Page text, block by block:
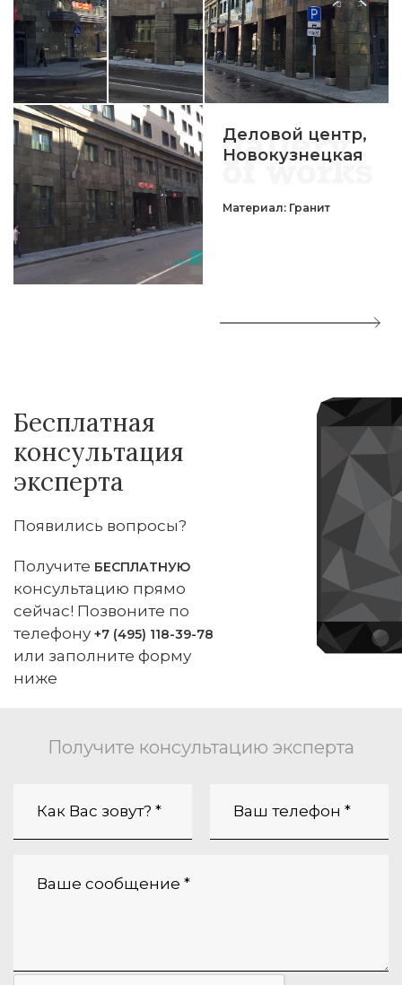
Деловой центр,
Новокузнецкая
Материал: Гранит
Бесплатная
консультация
эксперта
Появились вопросы?
Получите БЕСПЛАТНУЮ
консультацию прямо
сейчас! Позвоните по
телефону +7 (495) 118-39-78
или заполните форму
ниже
Получите консультацию эксперта